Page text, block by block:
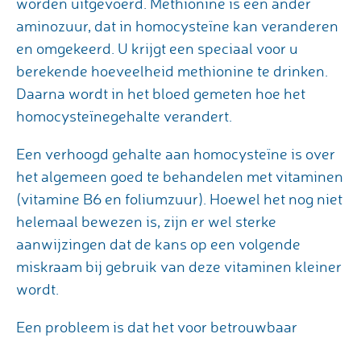
aminozuur, dat in homocysteïne kan veranderen
en omgekeerd. U krijgt een speciaal voor u
berekende hoeveelheid methionine te drinken.
Daarna wordt in het bloed gemeten hoe het
homocysteïnegehalte verandert.
Een verhoogd gehalte aan homocysteïne is over
het algemeen goed te behandelen met vitaminen
(vitamine B6 en foliumzuur). Hoewel het nog niet
helemaal bewezen is, zijn er wel sterke
aanwijzingen dat de kans op een volgende
miskraam bij gebruik van deze vitaminen kleiner
wordt.
Een probleem is dat het voor betrouwbaar